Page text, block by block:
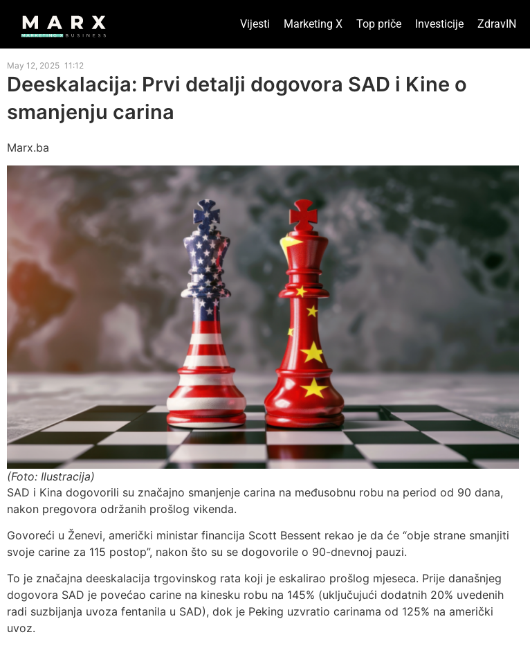
Vijesti Marketing X Top priče Investicije ZdravIN
May 12, 2025 11:12
Deeskalacija: Prvi detalji dogovora SAD i Kine o
smanjenju carina
Marx.ba
(Foto: Ilustracija)
SAD i Kina dogovorili su značajno smanjenje carina na međusobnu robu na period od 90 dana,
nakon pregovora održanih prošlog vikenda.
Govoreći u Ženevi, američki ministar financija Scott Bessent rekao je da će “obje strane smanjiti
svoje carine za 115 postop”, nakon što su se dogovorile o 90-dnevnoj pauzi.
To je značajna deeskalacija trgovinskog rata koji je eskalirao prošlog mjeseca. Prije današnjeg
dogovora SAD je povećao carine na kinesku robu na 145% (uključujući dodatnih 20% uvedenih
radi suzbijanja uvoza fentanila u SAD), dok je Peking uzvratio carinama od 125% na američki
uvoz.